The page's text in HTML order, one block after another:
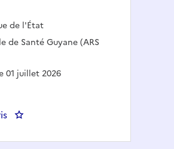
:de l'État
de Santé Guyane (ARS
01 juillet 2026
: Chef(fe) de Cabinet &